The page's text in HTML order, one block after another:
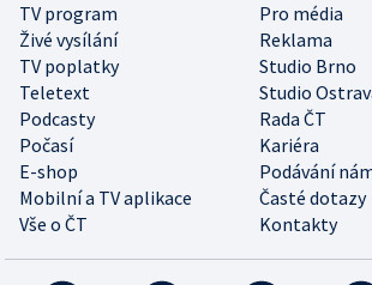
TV program
Pro média
Živé vysílání
Reklama
TV poplatky
Studio Brno
Teletext
Studio
Podcasty
Rada ČT
Počasí
Kariéra
E-shop
Podávání
Mobilní a TV aplikace
Časté dotazy
Vše o ČT
Kontakty